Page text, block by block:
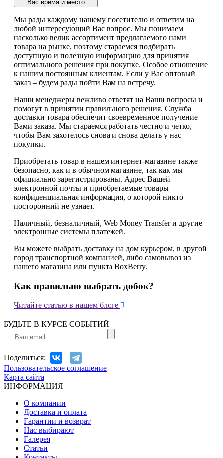
Вас время и место
Мы рады каждому нашему посетителю и ответим на
любой интересующий Вас вопрос. Мы понимаем
насколько велик ассортимент предлагаемого нами
товара на рынке, поэтому стараемся подбирать
доступную и полезную информацию для принятия
оптимального решения при покупке. Особое отношение
к нашим постоянным клиентам. Если у Вас оптовый
заказ – будем рады пойти Вам на встречу.
Наши менеджеры вежливо ответят на Ваши вопросы и
помогут в принятии правильного решения. Служба
доставки товара обеспечит своевременное получение
Вами заказа. Мы стараемся работать честно и четко,
чтобы Вам захотелось снова и снова делать у нас
покупки.
Приобретать товар в нашем интернет-магазине также
безопасно, как и в обычном магазине, так как мы
официально зарегистрированы. Адрес Вашей
электронной почты и приобретаемые товары –
конфиденциальная информация, о которой никто
посторонний не узнает.
Наличный, безналичный, Web Money Transfer и другие
электронные системы платежей.
Вы можете выбрать доставку на дом курьером, в другой
город транспортной компанией, либо самовывоз из
нашего магазина или пункта BoxBerry.
Как правильно выбрать добок?
Читайте статью в нашем блоге 
БУДЬТЕ В КУРСЕ СОБЫТИЙ
Поделиться:
Пользовательское соглашение
Карта сайта
ИНФОРМАЦИЯ
О компании
Доставка и оплата
Гарантии и возврат
Нас выбирают
Галерея
Статьи